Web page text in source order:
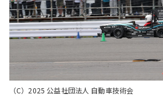
（C）2025 公益社団法人 自動車技術会